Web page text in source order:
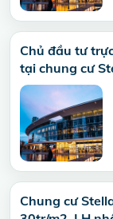
Chủ đầu tư
tại chung cư
Chung cư